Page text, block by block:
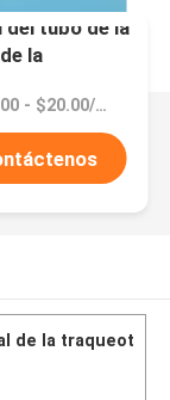
del tubo de la
la
Precio：$1.00 - $20.00/pieces
de la traqueot